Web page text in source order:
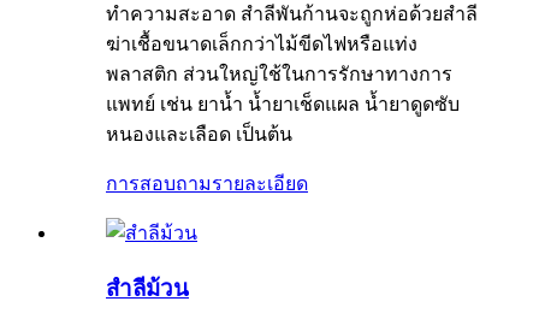
ทำความสะอาด สำลีพันก้านจะถูกห่อด้วยสำลี
ฆ่าเชื้อขนาดเล็กกว่าไม้ขีดไฟหรือแท่ง
พลาสติก ส่วนใหญ่ใช้ในการรักษาทางการ
แพทย์ เช่น ยาน้ำ น้ำยาเช็ดแผล น้ำยาดูดซับ
หนองและเลือด เป็นต้น
การสอบถามรายละเอียด
สำลีม้วน